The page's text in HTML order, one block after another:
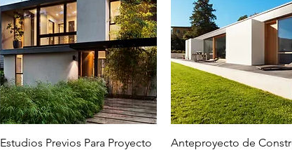
Vista rápida
Estudios Previos Para Proyecto
Vista rápida
Anteproyecto de